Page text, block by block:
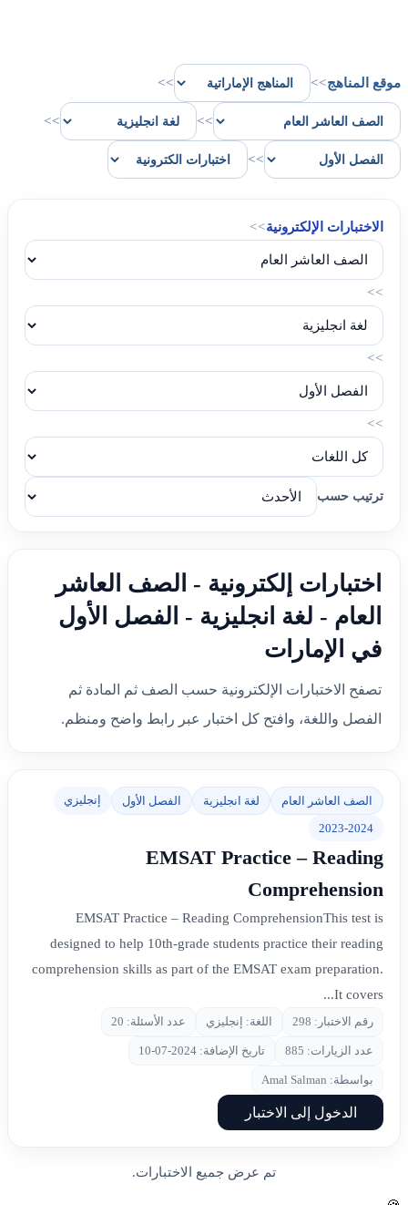
موقع المناهج>>
>>
>>
>>
>>
الاختبارات الإلكترونية>>
>>
>>
>>
ترتيب حسب
اختبارات إلكترونية - الصف العاشر
العام - لغة انجليزية - الفصل الأول
في الإمارات
تصفح الاختبارات الإلكترونية حسب الصف ثم المادة ثم
الفصل واللغة، وافتح كل اختبار عبر رابط واضح ومنظم.
الصف العاشر العام لغة انجليزية الفصل الأول إنجليزي
2023-2024
EMSAT Practice – Reading
Comprehension
EMSAT Practice – Reading ComprehensionThis test is
designed to help 10th-grade students practice their reading
comprehension skills as part of the EMSAT exam preparation.
It covers...
رقم الاختبار: 298 اللغة: إنجليزي عدد الأسئلة: 20
عدد الزيارات: 885 تاريخ الإضافة: 2024-07-10
بواسطة: Amal Salman
الدخول إلى الاختبار
تم عرض جميع الاختبارات.